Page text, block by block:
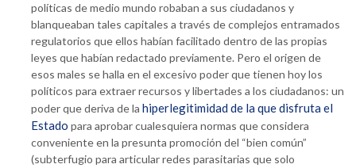
políticas de medio mundo robaban a sus ciudadanos y
blanqueaban tales capitales a través de complejos entramados
regulatorios que ellos habían facilitado dentro de las propias
leyes que habían redactado previamente. Pero el origen de
esos males se halla en el excesivo poder que tienen hoy los
políticos para extraer recursos y libertades a los ciudadanos: un
poder que deriva de la hiperlegitimidad de la que disfruta el
Estado para aprobar cualesquiera normas que considera
conveniente en la presunta promoción del “bien común”
(subterfugio para articular redes parasitarias que solo